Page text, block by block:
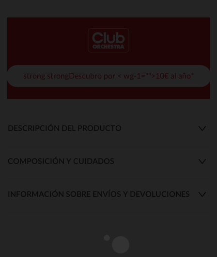
strong strongDescubro por < wg-1="">10€ al año*
DESCRIPCIÓN DEL PRODUCTO
COMPOSICIÓN Y CUIDADOS
INFORMACIÓN SOBRE ENVÍOS Y DEVOLUCIONES